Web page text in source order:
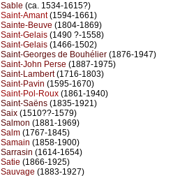
Sable (ca. 1534-1615?)
Saint-Amant(1594-1661)
Sainte-Beuve (1804-1869)
Saint-Gelais (1490 ?-1558)
Saint-Gelais (1466-1502)
Saint-Georges de Bouhélier (1876-1947)
Saint-John Perse (1887-1975)
Saint-Lambert(1716-1803)
Saint-Pavin (1595-1670)
Saint-Pol-Roux (1861-1940)
Saint-Saëns (1835-1921)
Saix (1510??-1579)
Salmon (1881-1969)
Salm (1767-1845)
Samain (1858-1900)
Sarrasin (1614-1654)
Satie (1866-1925)
Sauvage (1883-1927)